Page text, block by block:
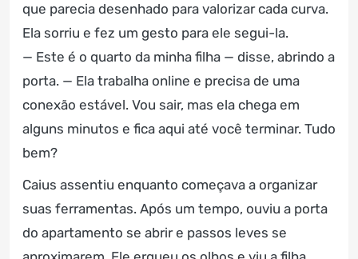
que parecia desenhado para valorizar cada curva.
Ela sorriu e fez um gesto para ele segui-la.
— Este é o quarto da minha filha — disse, abrindo a
porta. — Ela trabalha online e precisa de uma
conexão estável. Vou sair, mas ela chega em
alguns minutos e fica aqui até você terminar. Tudo
bem?
Caius assentiu enquanto começava a organizar
suas ferramentas. Após um tempo, ouviu a porta
do apartamento se abrir e passos leves se